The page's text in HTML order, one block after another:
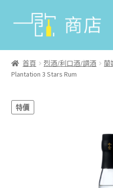
首頁
葡萄酒
香檳/氣泡酒
首頁 烈酒/利口酒/調酒 蘭
Plantation 3 Stars Rum
特價